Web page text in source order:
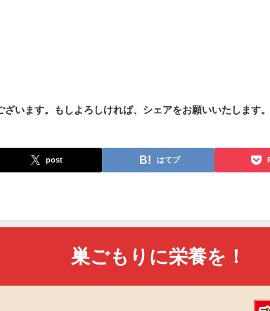
います。もしよろしければ、シェアをお願いいたします。
post はてブ
巣ごもりに栄養を！